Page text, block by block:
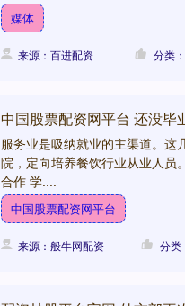
媒体
来源：百进配资 分类
中国股票配资网平台 还没毕
服务业是吸纳就业的主渠道。这
院，定向培养餐饮行业从业人员
合作 学....
中国股票配资网平台
来源：般牛网配资 分类